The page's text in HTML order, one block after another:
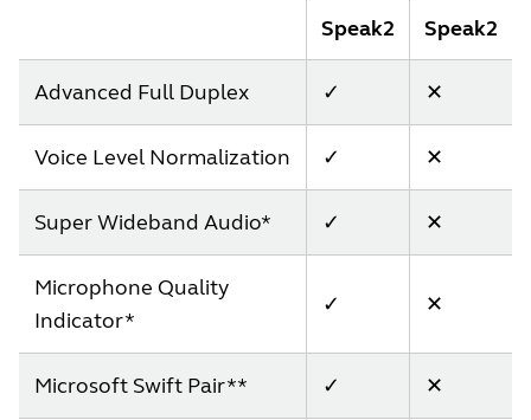
Speak2 Speak2
Advanced Full Duplex ✓ ✕
Voice Level Normalization ✓ ✕
Super Wideband Audio* ✓ ✕
Microphone Quality
Indicator*
✓ ✕
Microsoft Swift Pair** ✓ ✕